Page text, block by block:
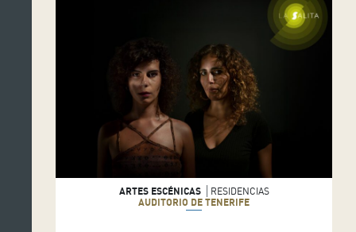
ARTES ESCÉNICAS
RESIDENCIAS
AUDITORIO DE TENERIFE